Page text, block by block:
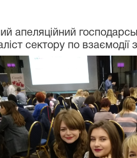
апеляційний
сектору по